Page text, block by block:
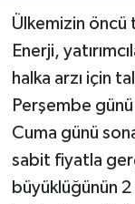
Ülkemizin öncü
Enerji,
halka arzı için
Perşembe
Cuma günü
sabit fiyatla
büyüklüğünün